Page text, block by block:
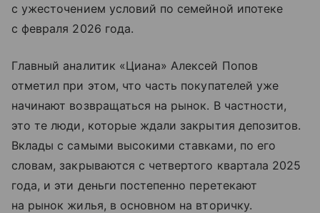
с ужесточением условий по семейной ипотеке
с февраля 2026 года.
Главный аналитик «Циана» Алексей Попов
отметил при этом, что часть покупателей уже
начинают возвращаться на рынок. В частности,
это те люди, которые ждали закрытия депозитов.
Вклады с самыми высокими ставками, по его
словам, закрываются с четвертого квартала 2025
года, и эти деньги постепенно перетекают
на рынок жилья, в основном на вторичку.